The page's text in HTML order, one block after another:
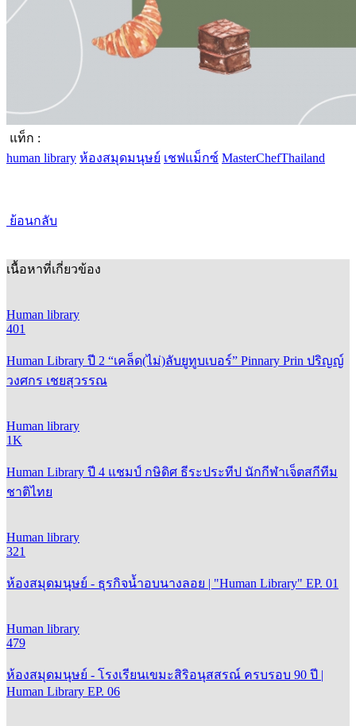
แท็ก :
human library ห้องสมุดมนุษย์ เชฟแม็กซ์ MasterChefThailand
ย้อนกลับ
เนื้อหาที่เกี่ยวข้อง
Human library
401
Human Library ปี 2 “เคล็ด(ไม่)ลับยูทูบเบอร์” Pinnary Prin ปริญญ์
วงศกร เชยสุวรรณ
Human library
1K
Human Library ปี 4 แชมป์ กษิดิศ ธีระประทีป นักกีฬาเจ็ตสกีทีม
ชาติไทย
Human library
321
ห้องสมุดมนุษย์ - ธุรกิจน้ำอบนางลอย | "Human Library" EP. 01
Human library
479
ห้องสมุดมนุษย์ - โรงเรียนเขมะสิริอนุสสรณ์ ครบรอบ 90 ปี |
Human Library EP. 06